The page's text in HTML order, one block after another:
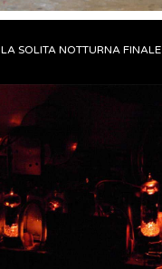
LA SOLITA NOTTURNA FINALE